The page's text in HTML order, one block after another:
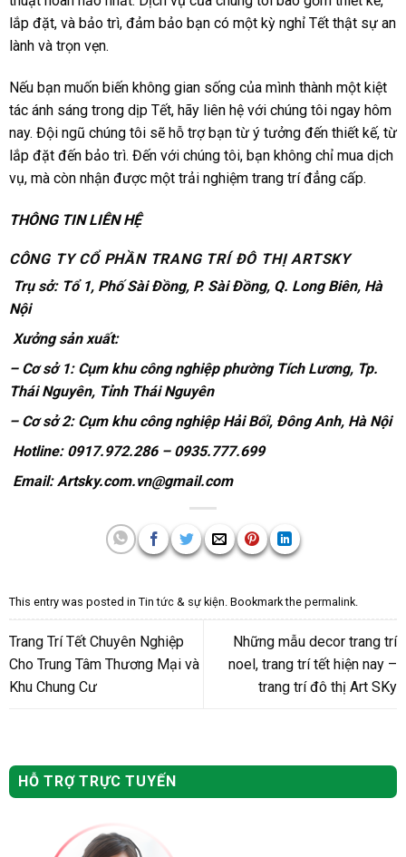
lắp đặt, và bảo trì, đảm bảo bạn có một kỳ nghỉ Tết thật sự an
lành và trọn vẹn.
Nếu bạn muốn biến không gian sống của mình thành một kiệt
tác ánh sáng trong dịp Tết, hãy liên hệ với chúng tôi ngay hôm
nay. Đội ngũ chúng tôi sẽ hỗ trợ bạn từ ý tưởng đến thiết kế, từ
lắp đặt đến bảo trì. Đến với chúng tôi, bạn không chỉ mua dịch
vụ, mà còn nhận được một trải nghiệm trang trí đẳng cấp.
THÔNG TIN LIÊN HỆ
CÔNG TY CỔ PHẦN TRANG TRÍ ĐÔ THỊ ARTSKY
Trụ sở: Tổ 1, Phố Sài Đồng, P. Sài Đồng, Q. Long Biên, Hà
Nội
Xưởng sản xuất:
– Cơ sở 1: Cụm khu công nghiệp phường Tích Lương, Tp.
Thái Nguyên, Tỉnh Thái Nguyên
– Cơ sở 2: Cụm khu công nghiệp Hải Bối, Đông Anh, Hà Nội
Hotline: 0917.972.286 – 0935.777.699
Email: Artsky.com.vn@gmail.com
This entry was posted in Tin tức & sự kiện. Bookmark the permalink.
Trang Trí Tết Chuyên Nghiệp
Cho Trung Tâm Thương Mại và
Khu Chung Cư
Những mẫu decor trang trí
noel, trang trí tết hiện nay –
trang trí đô thị Art SKy
HỖ TRỢ TRỰC TUYẾN